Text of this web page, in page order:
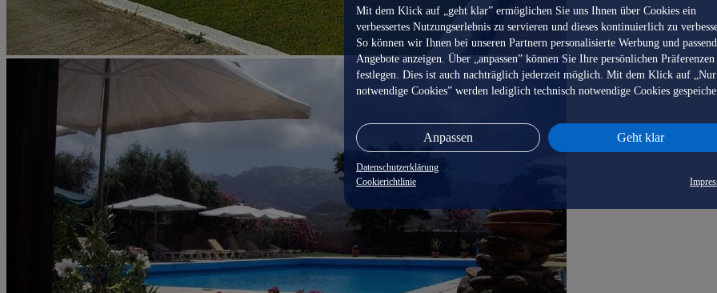
Mit dem Klick auf „geht klar” ermöglichen Sie uns Ihnen über Cookies ein
verbessertes Nutzungserlebnis zu servieren und dieses kontinuierlich zu
So können wir Ihnen bei unseren Partnern personalisierte Werbung und
Angebote anzeigen. Über „anpassen” können Sie Ihre persönlichen Präferenzen
festlegen. Dies ist auch nachträglich jederzeit möglich. Mit dem Klick auf „Nur
notwendige Cookies” werden lediglich technisch notwendige Cookies
Anpassen Geht klar
Datenschutzerklärung
Cookierichtlinie